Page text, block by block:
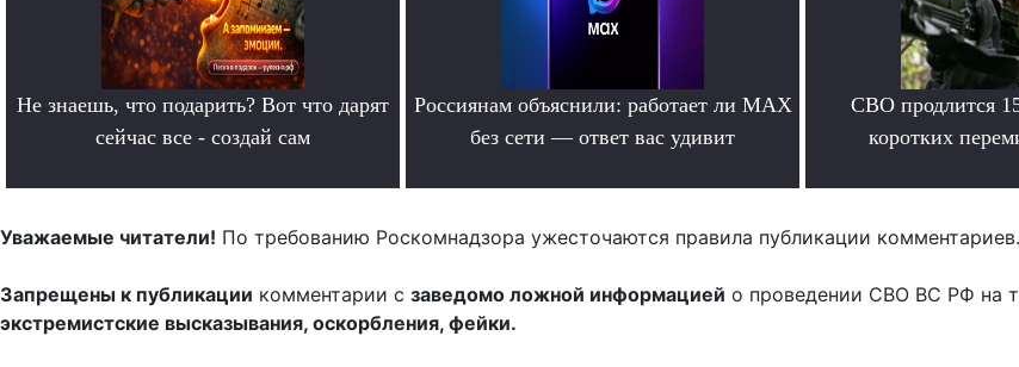
Не знаешь, что подарить? Вот что дарят
сейчас все - создай сам
Россиянам объяснили: работает ли MAX
без сети — ответ вас удивит
СВО продлится
коротких
Уважаемые читатели! По требованию Роскомнадзора ужесточаются правила публикации комментариев.
Запрещены к публикации комментарии с заведомо ложной информацией о проведении СВО ВС РФ на
экстремистские высказывания, оскорбления, фейки.